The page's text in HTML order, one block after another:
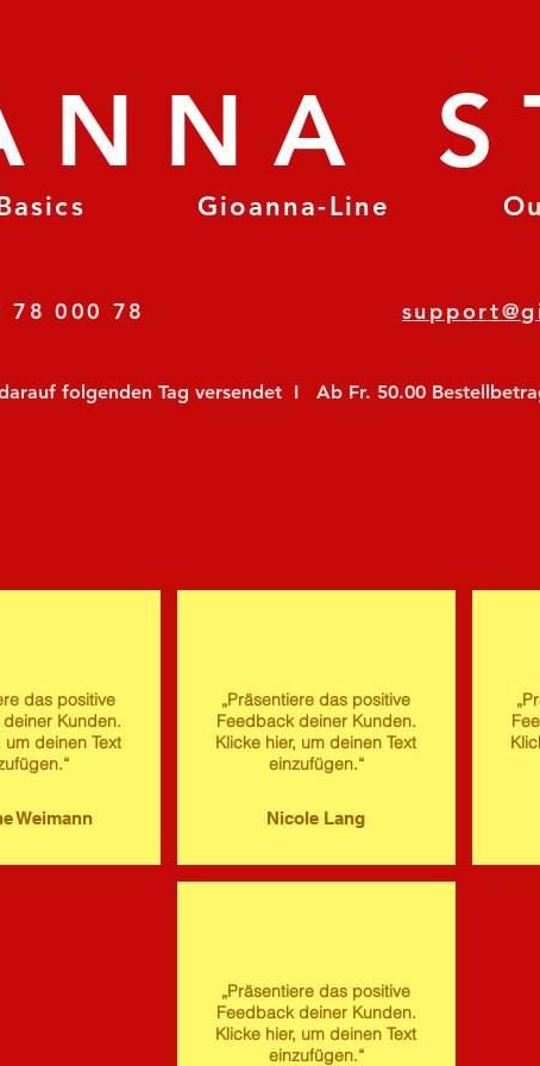
Gioanna-Line
78 000 78
folgenden Tag versendet  I   Ab Fr. 50.00
das positive
Kunden.
um deinen Text
Weimann
„Präsentiere das positive
Feedback deiner Kunden.
Klicke hier, um deinen Text
einzufügen.“
Nicole Lang
„Präsentiere das positive
Feedback deiner Kunden.
Klicke hier, um deinen Text
einzufügen.“